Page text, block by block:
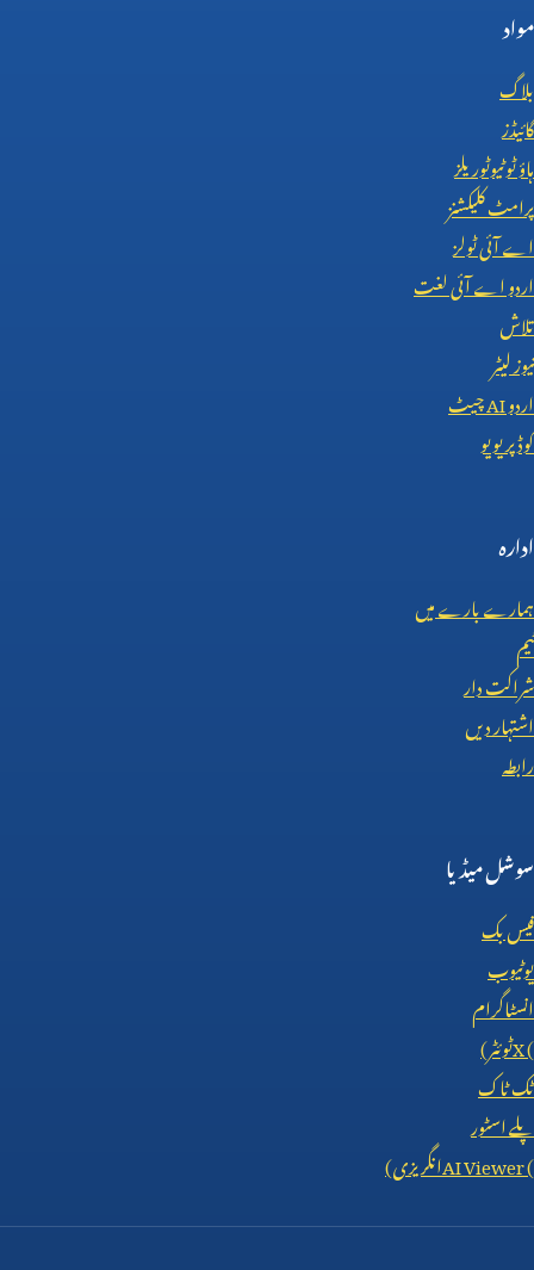
مواد
بلاگ
گائیڈز
ہاؤ ٹو ٹیوٹوریلز
پرامٹ کلیکشنز
اے آئی ٹولز
اردو اے آئی لغت
تلاش
نیوز لیٹر
اردوAIچیٹ
کوڈ پریویو
ادارہ
ہمارے بارے میں
ٹیم
شراکت دار
اشتہار دیں
رابطہ
سوشل میڈیا
فیس بک
یوٹیوب
انسٹاگرام
X (ٹوئٹر)
ٹک ٹاک
پلے اسٹور
AI Viewer (انگریزی)